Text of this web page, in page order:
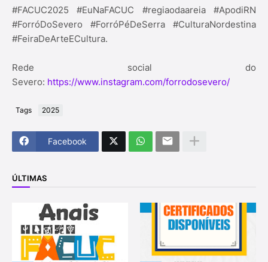
#FACUC2025 #EuNaFACUC #regiaodaareia #ApodiRN
#ForróDoSevero #ForróPéDeSerra #CulturaNordestina
#FeiraDeArteECultura.
Rede social do
Severo: https://www.instagram.com/forrodosevero/
Tags 2025
Facebook
ÚLTIMAS